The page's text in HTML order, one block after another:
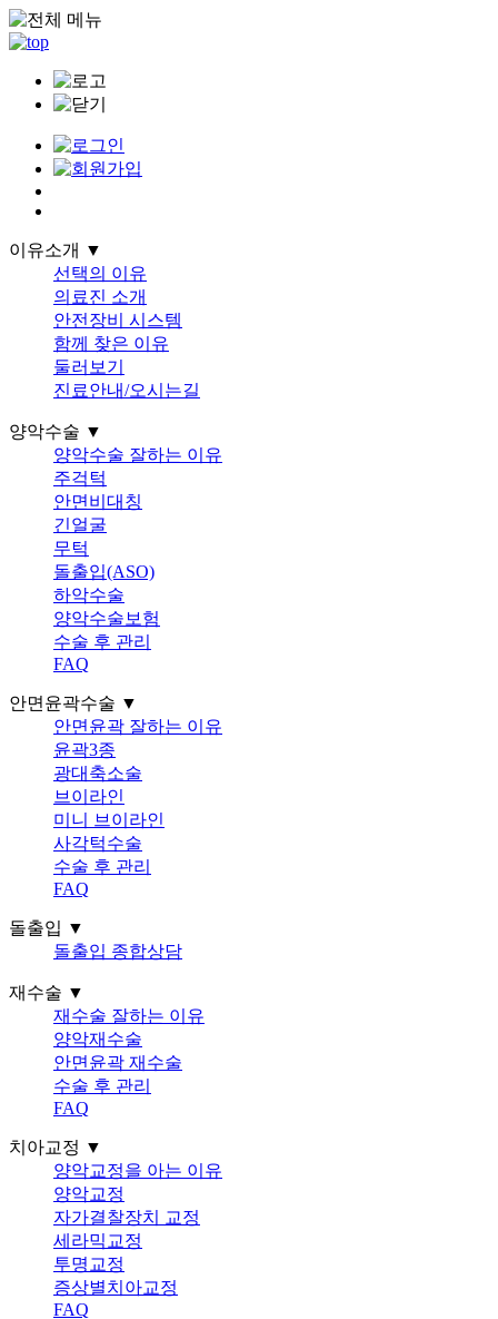
이유소개 ▼
선택의 이유
의료진 소개
안전장비 시스템
함께 찾은 이유
둘러보기
진료안내/오시는길
양악수술 ▼
양악수술 잘하는 이유
주걱턱
안면비대칭
긴얼굴
무턱
돌출입(ASO)
하악수술
양악수술보험
수술 후 관리
FAQ
안면윤곽수술 ▼
안면윤곽 잘하는 이유
윤곽3종
광대축소술
브이라인
미니 브이라인
사각턱수술
수술 후 관리
FAQ
돌출입 ▼
돌출입 종합상담
재수술 ▼
재수술 잘하는 이유
양악재수술
안면윤곽 재수술
수술 후 관리
FAQ
치아교정 ▼
양악교정을 아는 이유
양악교정
자가결찰장치 교정
세라믹교정
투명교정
증상별치아교정
FAQ